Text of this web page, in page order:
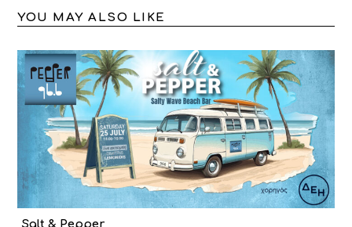
YOU MAY ALSO LIKE
Salt & Pepper